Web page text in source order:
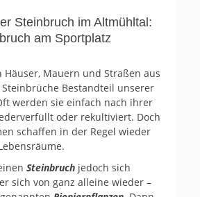
Steinbruch im Altmühltal:
am Sportplatz
Häuser, Mauern und Straßen aus
Bestandteil unserer
werden sie einfach nach ihrer
oder rekultiviert. Doch
schaffen in der Regel wieder
Steinbruch jedoch sich
sich von ganz alleine wieder –